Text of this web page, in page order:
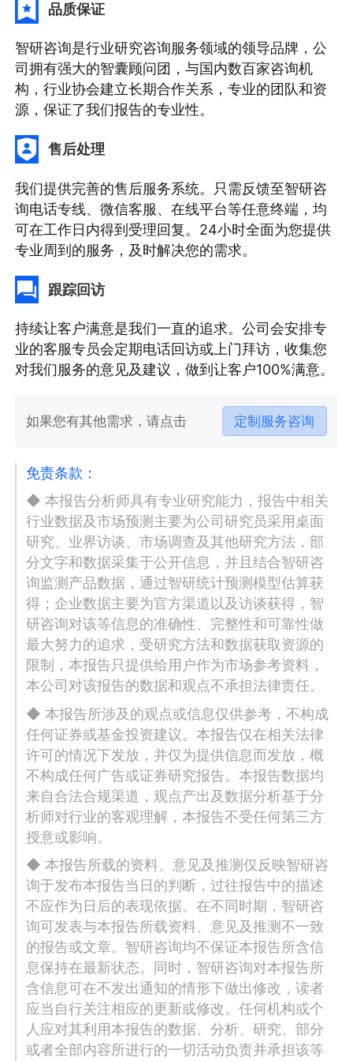
品质保证
智研咨询是行业研究咨询服务领域的领导品牌，公
司拥有强大的智囊顾问团，与国内数百家咨询机
构，行业协会建立长期合作关系，专业的团队和资
源，保证了我们报告的专业性。
售后处理
我们提供完善的售后服务系统。只需反馈至智研咨
询电话专线、微信客服、在线平台等任意终端，均
可在工作日内得到受理回复。24小时全面为您提供
专业周到的服务，及时解决您的需求。
跟踪回访
持续让客户满意是我们一直的追求。公司会安排专
业的客服专员会定期电话回访或上门拜访，收集您
对我们服务的意见及建议，做到让客户100%满意。
如果您有其他需求，请点击 定制服务咨询
免责条款：
◆ 本报告分析师具有专业研究能力，报告中相关
行业数据及市场预测主要为公司研究员采用桌面
研究、业界访谈、市场调查及其他研究方法，部
分文字和数据采集于公开信息，并且结合智研咨
询监测产品数据，通过智研统计预测模型估算获
得；企业数据主要为官方渠道以及访谈获得，智
研咨询对该等信息的准确性、完整性和可靠性做
最大努力的追求，受研究方法和数据获取资源的
限制，本报告只提供给用户作为市场参考资料，
本公司对该报告的数据和观点不承担法律责任。
◆ 本报告所涉及的观点或信息仅供参考，不构成
任何证券或基金投资建议。本报告仅在相关法律
许可的情况下发放，并仅为提供信息而发放，概
不构成任何广告或证券研究报告。本报告数据均
来自合法合规渠道，观点产出及数据分析基于分
析师对行业的客观理解，本报告不受任何第三方
授意或影响。
◆ 本报告所载的资料、意见及推测仅反映智研咨
询于发布本报告当日的判断，过往报告中的描述
不应作为日后的表现依据。在不同时期，智研咨
询可发表与本报告所载资料、意见及推测不一致
的报告或文章。智研咨询均不保证本报告所含信
息保持在最新状态。同时，智研咨询对本报告所
含信息可在不发出通知的情形下做出修改，读者
应当自行关注相应的更新或修改。任何机构或个
人应对其利用本报告的数据、分析、研究、部分
或者全部内容所进行的一切活动负责并承担该等